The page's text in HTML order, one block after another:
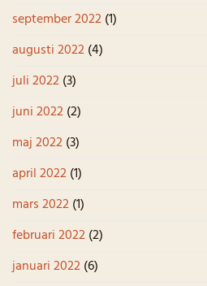
september 2022(1)
augusti 2022(4)
juli 2022(3)
juni 2022(2)
maj 2022(3)
april 2022(1)
mars 2022(1)
februari 2022(2)
januari 2022(6)